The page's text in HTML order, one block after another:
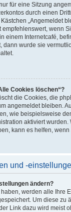
für eine Sitzung
durch einen
„Angemeldet
wenn
einem Internetcafé,
dann wurde sie
Cookies löschen“?
die Cookies, die
angemeldet bleiben.
wie beispielsweise
aktiviert
kann es helfen,
und -
ändern?
werden alle Ihre
Um diese zu
Link dazu wird meist